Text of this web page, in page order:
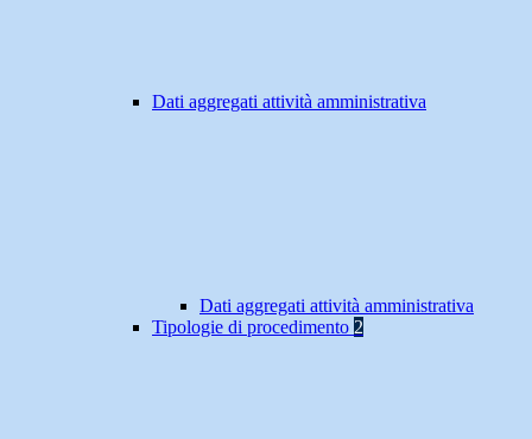
Dati aggregati attività amministrativa
Dati aggregati attività amministrativa
Tipologie di procedimento 2